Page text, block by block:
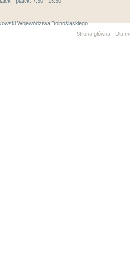
Województwa Dolnośląskiego
Strona główna
Dla